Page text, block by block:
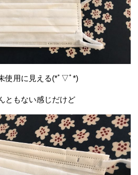
使用に見える(*ﾟ▽ﾟ*)
ともない感じだけど